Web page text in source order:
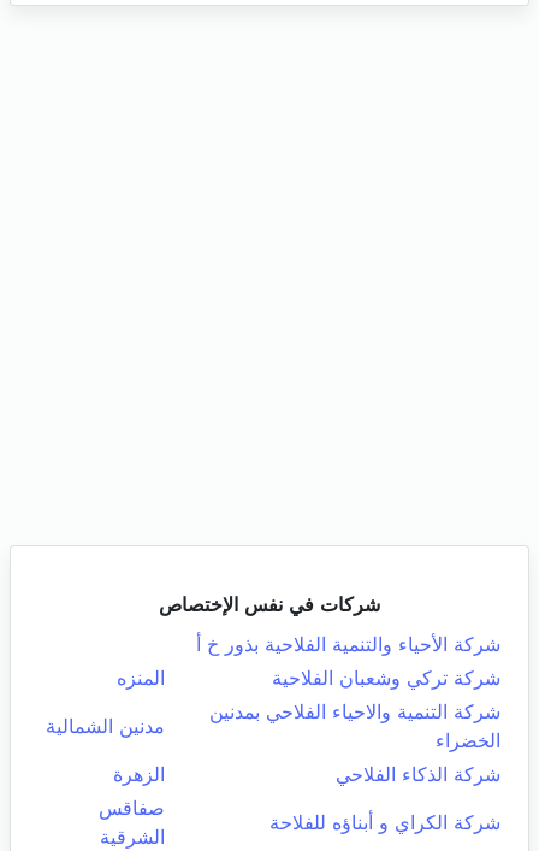
شركات في نفس الإختصاص
شركة الأحياء والتنمية الفلاحية بذور خ أ
شركة تركي وشعبان الفلاحية
المنزه
شركة التنمية والاحياء الفلاحي بمدنين
الخضراء
مدنين الشمالية
شركة الذكاء الفلاحي الزهرة
شركة الكراي و أبناؤه للفلاحة
صفاقس
الشرقية